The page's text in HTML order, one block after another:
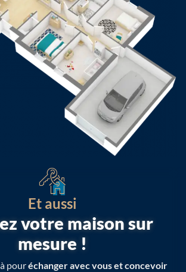
Et aussi
votre maison sur
mesure !
pouréchanger avec vous et concevoir